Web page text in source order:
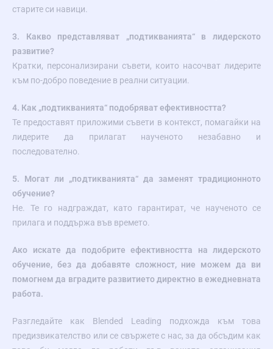
старите си навици.
3. Какво представляват „подтикванията“ в лидерското
развитие?
Кратки, персонализирани съвети, които насочват лидерите
към по-добро поведение в реални ситуации.
4. Как „подтикванията“ подобряват ефективността?
Те предоставят приложими съвети в контекст, помагайки на
лидерите да прилагат наученото незабавно и
последователно.
5. Могат ли „подтикванията“ да заменят традиционното
обучение?
Не. Те го надграждат, като гарантират, че наученото се
прилага и поддържа във времето.
Ако искате да подобрите ефективността на лидерското
обучение, без да добавяте сложност, ние можем да ви
помогнем да вградите развитието директно в ежедневната
работа.
Разгледайте как Blended Leading подхожда към това
предизвикателство или се свържете с нас, за да обсъдим как